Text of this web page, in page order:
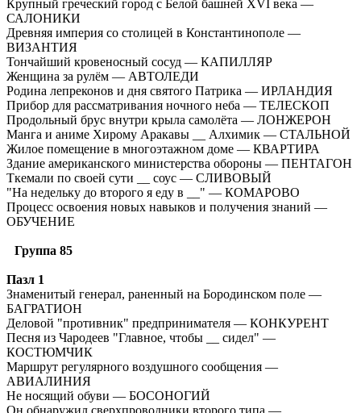
Крупный греческий город с Белой башней XVI века —
САЛОНИКИ
Древняя империя со столицей в Константинополе —
ВИЗАНТИЯ
Тончайший кровеносный сосуд — КАПИЛЛЯР
Женщина за рулём — АВТОЛЕДИ
Родина лепреконов и дня святого Патрика — ИРЛАНДИЯ
Прибор для рассматривания ночного неба — ТЕЛЕСКОП
Продольный брус внутри крыла самолёта — ЛОНЖЕРОН
Манга и аниме Хирому Аракавы __ Алхимик — СТАЛЬНОЙ
Жилое помещение в многоэтажном доме — КВАРТИРА
Здание американского министерства обороны — ПЕНТАГОН
Ткемали по своей сути __ соус — СЛИВОВЫЙ
"На недельку до второго я еду в __" — КОМАРОВО
Процесс освоения новых навыков и получения знаний —
ОБУЧЕНИЕ
Группа 85
Пазл 1
Знаменитый генерал, раненный на Бородинском поле —
БАГРАТИОН
Деловой "противник" предпринимателя — КОНКУРЕНТ
Песня из Чародеев "Главное, чтобы __ сидел" —
КОСТЮМЧИК
Маршрут регулярного воздушного сообщения —
АВИАЛИНИЯ
Не носящий обуви — БОСОНОГИЙ
Он обнаружил сверхпроводники второго типа —